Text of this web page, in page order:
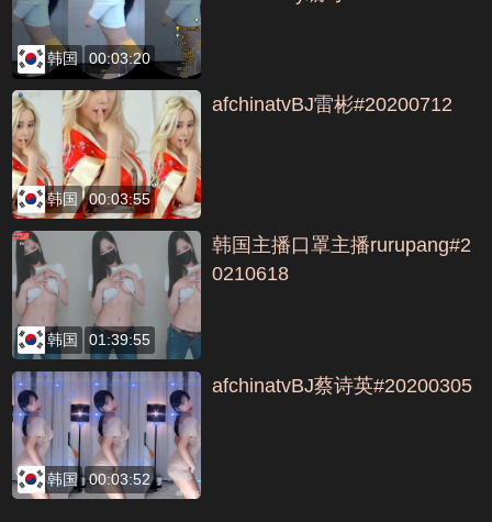
韩国 00:03:20
韩国 00:03:55
afchinatvBJ雷彬#20200712
韩国 01:39:55
韩国主播口罩主播rurupang#2
0210618
韩国 00:03:52
afchinatvBJ蔡诗英#20200305